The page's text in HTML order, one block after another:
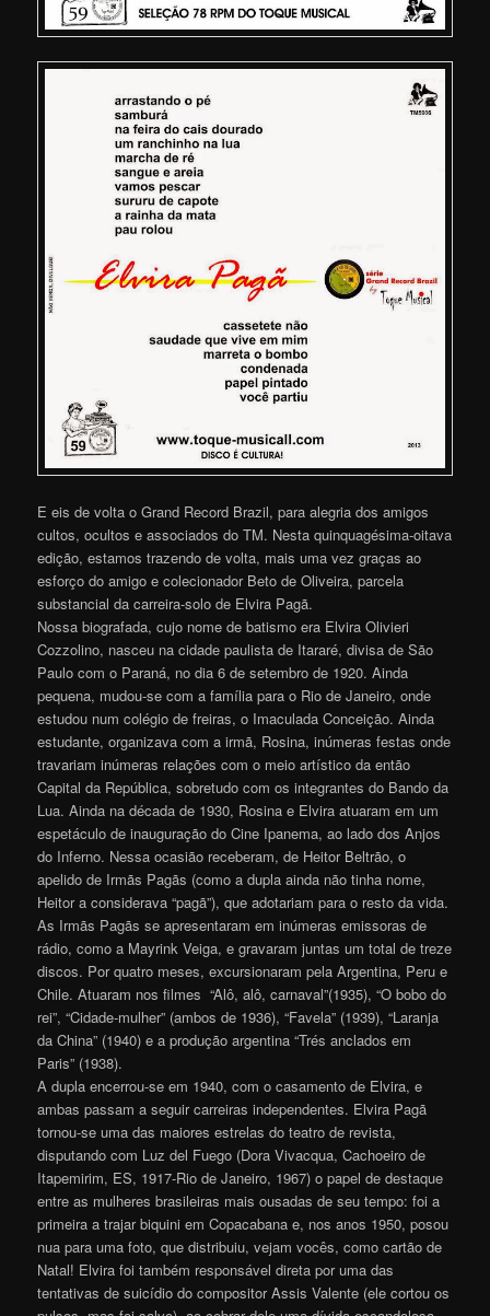
E eis de volta o Grand Record Brazil, para alegria dos amigos
cultos, ocultos e associados do TM. Nesta quinquagésima-oitava
edição, estamos trazendo de volta, mais uma vez graças ao
esforço do amigo e colecionador Beto de Oliveira, parcela
substancial da carreira-solo de Elvira Pagã.
Nossa biografada, cujo nome de batismo era Elvira Olivieri
Cozzolino, nasceu na cidade paulista de Itararé, divisa de São
Paulo com o Paraná, no dia 6 de setembro de 1920. Ainda
pequena, mudou-se com a família para o Rio de Janeiro, onde
estudou num colégio de freiras, o Imaculada Conceição. Ainda
estudante, organizava com a irmã, Rosina, inúmeras festas onde
travariam inúmeras relações com o meio artístico da então
Capital da República, sobretudo com os integrantes do Bando da
Lua. Ainda na década de 1930, Rosina e Elvira atuaram em um
espetáculo de inauguração do Cine Ipanema, ao lado dos Anjos
do Inferno. Nessa ocasião receberam, de Heitor Beltrão, o
apelido de Irmãs Pagãs (como a dupla ainda não tinha nome,
Heitor a considerava “pagã”), que adotariam para o resto da vida.
As Irmãs Pagãs se apresentaram em inúmeras emissoras de
rádio, como a Mayrink Veiga, e gravaram juntas um total de treze
discos. Por quatro meses, excursionaram pela Argentina, Peru e
Chile. Atuaram nos filmes “Alô, alô, carnaval”(1935), “O bobo do
rei”, “Cidade-mulher” (ambos de 1936), “Favela” (1939), “Laranja
da China” (1940) e a produção argentina “Trés anclados em
Paris” (1938).
A dupla encerrou-se em 1940, com o casamento de Elvira, e
ambas passam a seguir carreiras independentes. Elvira Pagã
tornou-se uma das maiores estrelas do teatro de revista,
disputando com Luz del Fuego (Dora Vivacqua, Cachoeiro de
Itapemirim, ES, 1917-Rio de Janeiro, 1967) o papel de destaque
entre as mulheres brasileiras mais ousadas de seu tempo: foi a
primeira a trajar biquini em Copacabana e, nos anos 1950, posou
nua para uma foto, que distribuiu, vejam vocês, como cartão de
Natal! Elvira foi também responsável direta por uma das
tentativas de suicídio do compositor Assis Valente (ele cortou os